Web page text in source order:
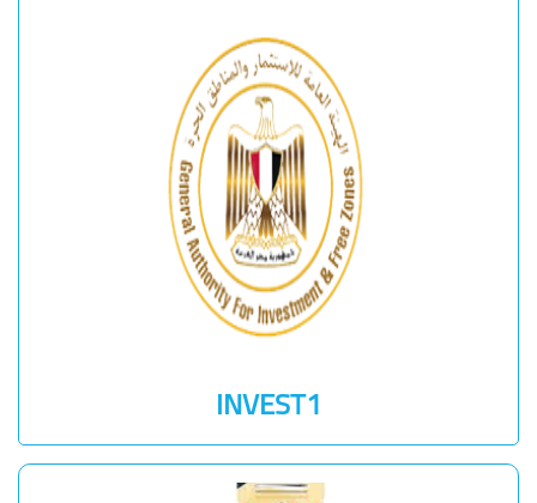
INVEST1